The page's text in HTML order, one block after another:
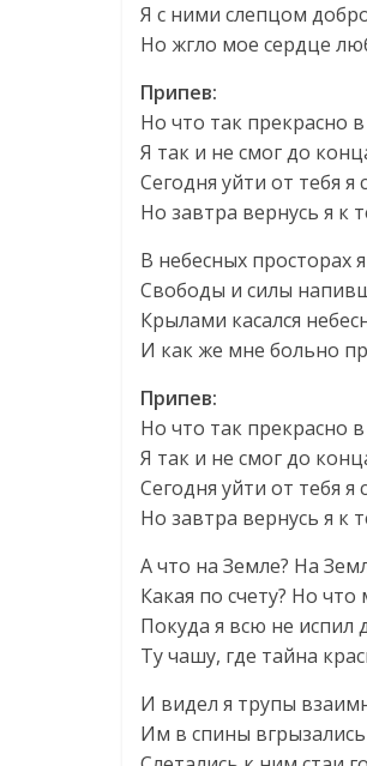
Я с ними слепцом
Но жгло мое сердце
Припев:
Но что так прекрасно
Я так и не смог до
Сегодня уйти от тебя я
Но завтра вернусь я к
В небесных просторах
Свободы и силы
Крылами касался
И как же мне больно
Припев:
Но что так прекрасно
Я так и не смог до
Сегодня уйти от тебя я
Но завтра вернусь я к
А что на Земле? На
Какая по счету? Но что
Покуда я всю не испил
Ту чашу, где тайна
И видел я трупы
Им в спины